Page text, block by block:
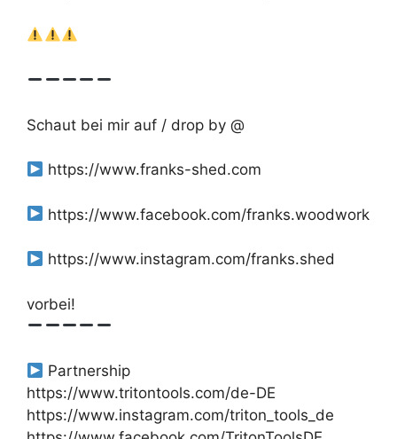
Schaut bei mir auf / drop by @
https://www.franks-shed.com
https://www.facebook.com/franks.woodwork
https://www.instagram.com/franks.shed
vorbei!
Partnership
https://www.tritontools.com/de-DE
https://www.instagram.com/triton_tools_de